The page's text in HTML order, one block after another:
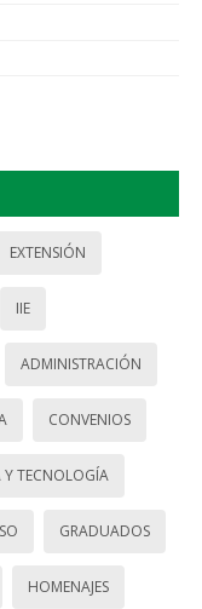
EXTENSIÓN
IIE
ADMINISTRACIÓN
CONVENIOS
Y TECNOLOGÍA
GRADUADOS
HOMENAJES